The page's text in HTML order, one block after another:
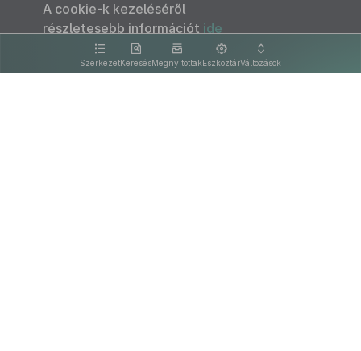
SzerkezetKeresésMegnyitottakEszköztárVáltozások
A cookie-k kezeléséről
részletesebb információt ide
kattintva olvashat.